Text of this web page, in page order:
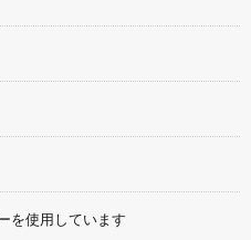
を使用しています